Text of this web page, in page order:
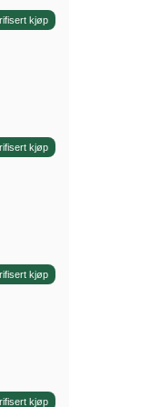
kjøp
kjøp
kjøp
kjøp